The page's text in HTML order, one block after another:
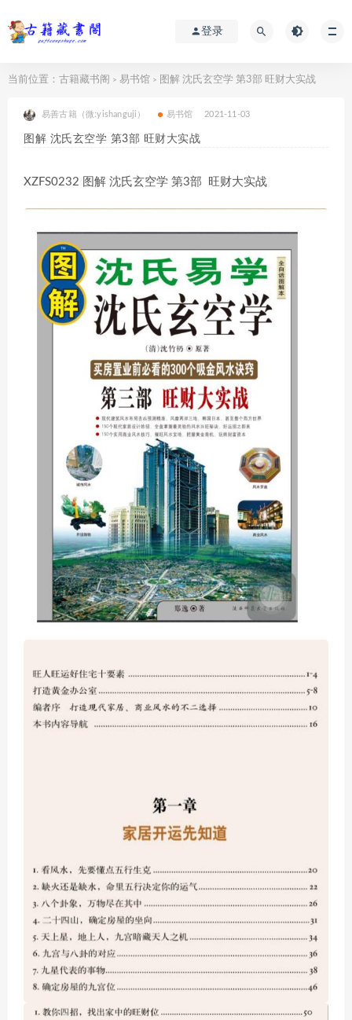
登录
当前位置： 古籍藏书阁 > 易书馆 > 图解 沈氏玄空学 第3部 旺财大实战
易善古籍（微:yishanguji） 易书馆 2021-11-03
图解 沈氏玄空学 第3部 旺财大实战
XZFS0232 图解 沈氏玄空学 第3部 旺财大实战